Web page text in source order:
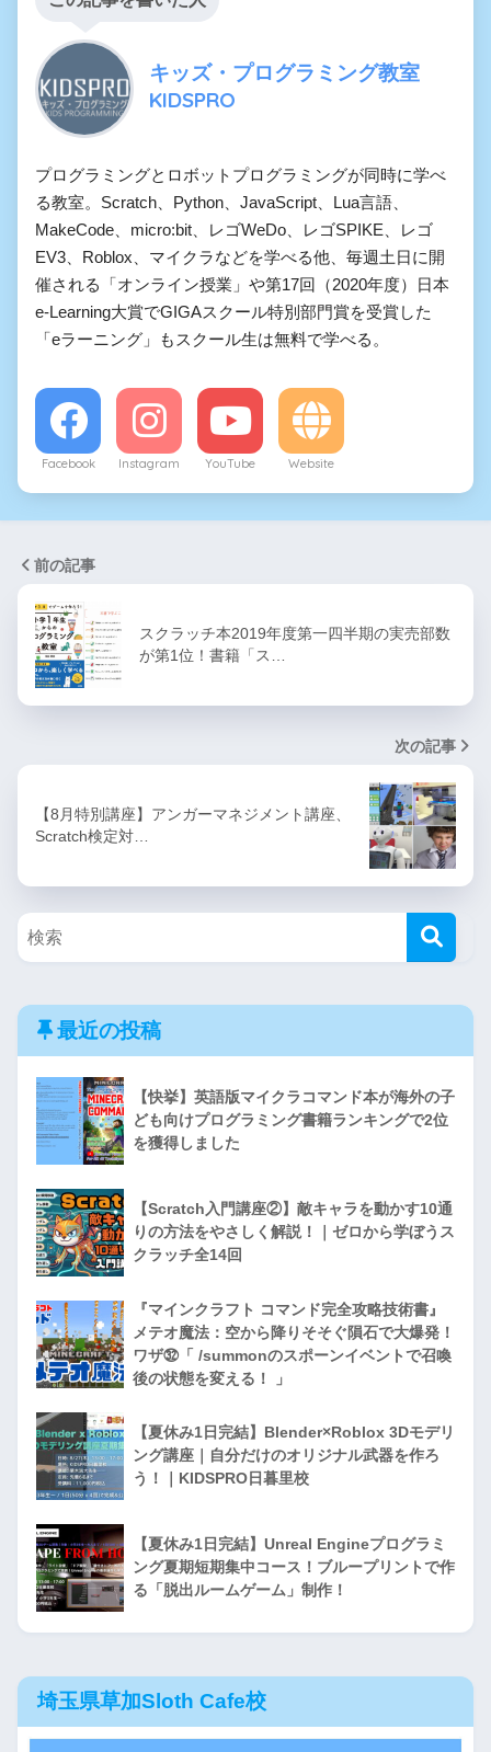
キッズ・プログラミング教室
KIDSPRO
プログラミングとロボットプログラミングが同時に学べ
る教室。Scratch、Python、JavaScript、Lua言語、
MakeCode、micro:bit、レゴWeDo、レゴSPIKE、レゴ
EV3、Roblox、マイクラなどを学べる他、毎週土日に開
催される「オンライン授業」や第17回（2020年度）日本
e-Learning大賞でGIGAスクール特別部門賞を受賞した
「eラーニング」もスクール生は無料で学べる。
Facebook Instagram YouTube Website
前の記事
スクラッチ本2019年度第一四半期の実売部数
が第1位！書籍「ス…
次の記事
【8月特別講座】アンガーマネジメント講座、
Scratch検定対…
最近の投稿
【快挙】英語版マイクラコマンド本が海外の子
ども向けプログラミング書籍ランキングで2位
を獲得しました
【Scratch入門講座②】敵キャラを動かす10通
りの方法をやさしく解説！｜ゼロから学ぼうス
クラッチ全14回
『マインクラフト コマンド完全攻略技術書』
メテオ魔法：空から降りそそぐ隕石で大爆発！
ワザ㉜「 /summonのスポーンイベントで召喚
後の状態を変える！ 」
【夏休み1日完結】Blender×Roblox 3Dモデリ
ング講座｜自分だけのオリジナル武器を作ろ
う！｜KIDSPRO日暮里校
【夏休み1日完結】Unreal Engineプログラミ
ング夏期短期集中コース！ブループリントで作
る「脱出ルームゲーム」制作！
埼玉県草加Sloth Cafe校